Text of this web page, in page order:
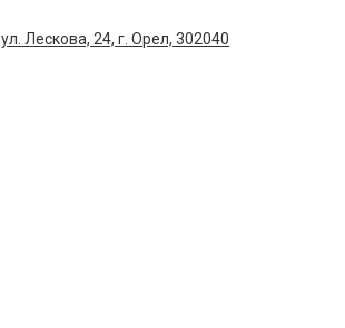
ул. Лескова, 24, г. Орел, 302040